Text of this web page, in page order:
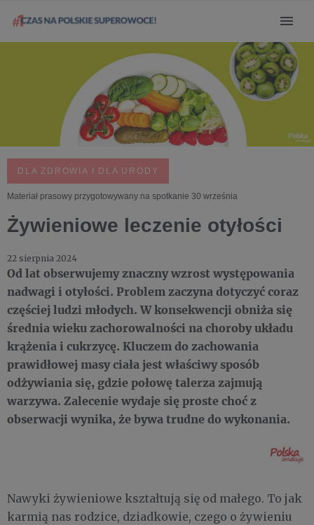
DLA ZDROWIA I DLA URODY
Materiał prasowy przygotowywany na spotkanie 30 września
Żywieniowe leczenie otyłości
22 sierpnia 2024
Od lat obserwujemy znaczny wzrost występowania
nadwagi i otyłości. Problem zaczyna dotyczyć coraz
częściej ludzi młodych. W konsekwencji obniża się
średnia wieku zachorowalności na choroby układu
krążenia i cukrzycę. Kluczem do zachowania
prawidłowej masy ciała jest właściwy sposób
odżywiania się, gdzie połowę talerza zajmują
warzywa. Zalecenie wydaje się proste choć z
obserwacji wynika, że bywa trudne do wykonania.
Nawyki żywieniowe kształtują się od małego. To jak
karmią nas rodzice, dziadkowie, czego o żywieniu